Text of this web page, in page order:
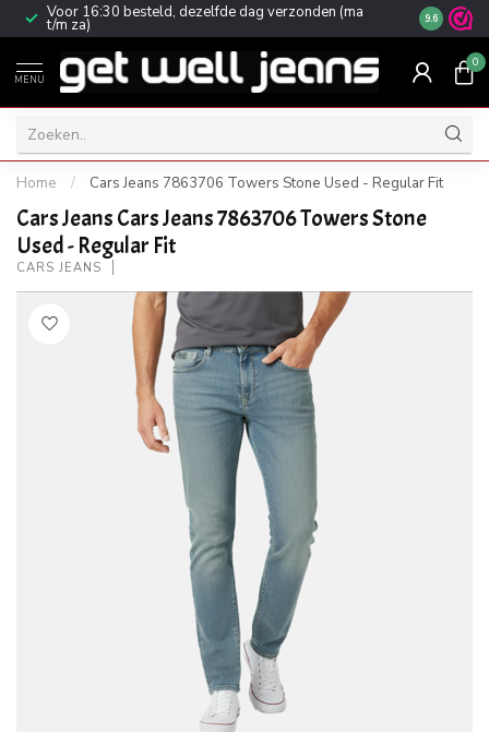
Voor 16:30 besteld, dezelfde dag verzonden (ma
t/m za) Gratis
9.6
MENU
0
Home / Cars Jeans 7863706 Towers Stone Used - Regular Fit
Cars Jeans Cars Jeans 7863706 Towers Stone
Used - Regular Fit
CARS JEANS